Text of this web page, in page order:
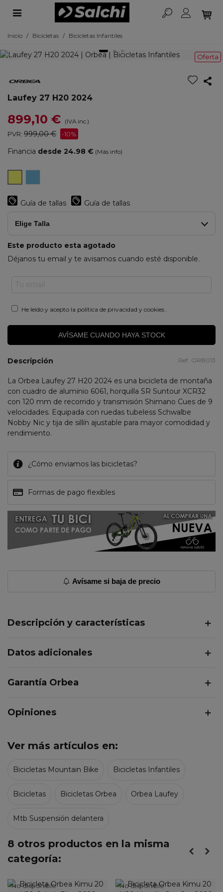
Inicio / Bicicletas / Bicicletas Infantiles
Oferta
Laufey 27 H20 2024
899,10 € (IVA inc.)
PVR: 999,00 € -10%
Financia desde 24.98 € (Más info)
Blue/Blue
Guía de tallas
Guía de tallas
Elige Talla
Este producto esta agotado
Déjanos tu email y te avisamos cuando esté disponible.
He leído y acepto la política de privacidad y cookies .
AVÍSAME CUANDO HAYA STOCK
Descripción Ref: ORB013
La Orbea Laufey 27 H20 2024 es una bicicleta de montaña
con cuadro de aluminio 6061, horquilla SR Suntour XCR32
con 120 mm de recorrido y transmisión Shimano Cues de 9
velocidades. Equipada con ruedas tubeless Schwalbe
Nobby Nic y tija de sillín ajustable para mayor comodidad y
rendimiento.
¿Cómo enviamos las bicicletas?
Formas de pago flexibles
Avísame si baja de precio
Descripción y características
Datos adicionales
Garantía Orbea
Opiniones
Ver más artículos en:
Bicicletas Mountain Bike Bicicletas Infantiles
Bicicletas Bicicletas Orbea Orbea Laufey
Mtb Suspensión delantera
8 otros productos en la misma
categoría:
No disponible No disponible